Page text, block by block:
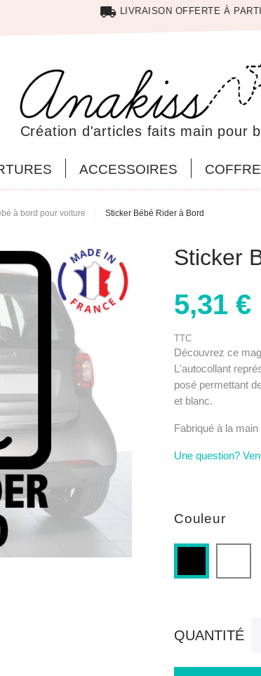
LIVRAISON OFFERTE À PARTIR DE 49€
Création d'articles faits main pour
ACCESSOIRES
à bord pour voiture Sticker Bébé Rider à Bord
Sticker
5,31 €
TTC
Découvrez ce
L'autocollant
posé permettant
et blanc.
Fabriqué à la
Une question?
Couleur
QUANTITÉ